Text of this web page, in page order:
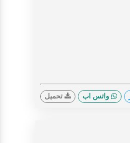
واتس اب تحميل